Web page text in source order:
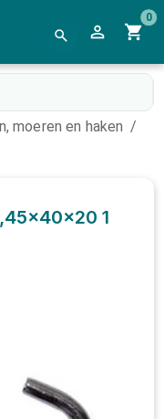
0
moeren en haken /
1